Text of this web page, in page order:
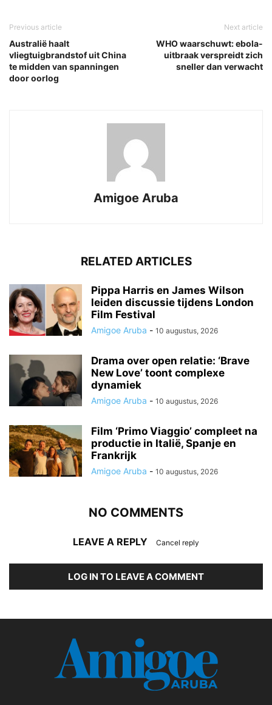
Previous article
Australië haalt
vliegtuigbrandstof uit China
te midden van spanningen
door oorlog
Next article
WHO waarschuwt: ebola-
uitbraak verspreidt zich
sneller dan verwacht
Amigoe Aruba
RELATED ARTICLES
Pippa Harris en James Wilson
leiden discussie tijdens London
Film Festival
Amigoe Aruba - 10 augustus, 2026
Drama over open relatie: ‘Brave
New Love’ toont complexe
dynamiek
Amigoe Aruba - 10 augustus, 2026
Film ‘Primo Viaggio’ compleet na
productie in Italië, Spanje en
Frankrijk
Amigoe Aruba - 10 augustus, 2026
NO COMMENTS
LEAVE A REPLY Cancel reply
LOG IN TO LEAVE A COMMENT